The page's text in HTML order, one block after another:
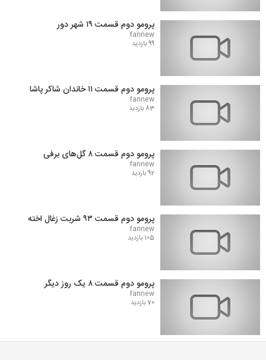
پرومو دوم قسمت ۱۹ شهر دور
fannew
99 بازدید
پرومو دوم قسمت ۱۱ خاندان شاکر پاشا
fannew
83 بازدید
پرومو دوم قسمت ۸ گل‌های برفی
fannew
92 بازدید
پرومو دوم قسمت ۹۳ شربت زغال اخته
fannew
105 بازدید
پرومو دوم قسمت ۸ یک روز دیگر
fannew
70 بازدید